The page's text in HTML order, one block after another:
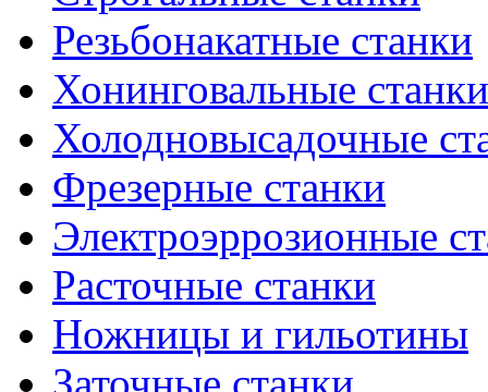
Резьбонакатные станки
Хонинговальные станки
Холодновысадочные
Фрезерные станки
Электроэррозионные
Расточные станки
Ножницы и гильотины
Заточные станки